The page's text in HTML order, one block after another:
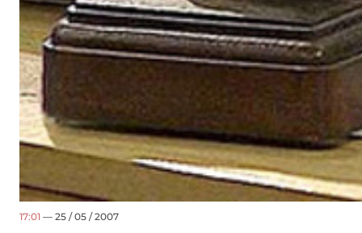
17:01 — 25 / 05 / 2007